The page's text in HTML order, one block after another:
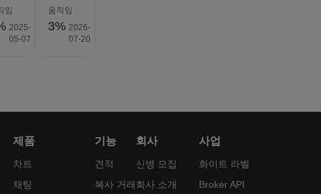
임
2025-
05-07
움직임
3% 2026-
07-20
제품
차트
채팅
기능
견적
복사 거래
회사
신병 모집
회사 소개
사업
화이트 라벨
Broker API